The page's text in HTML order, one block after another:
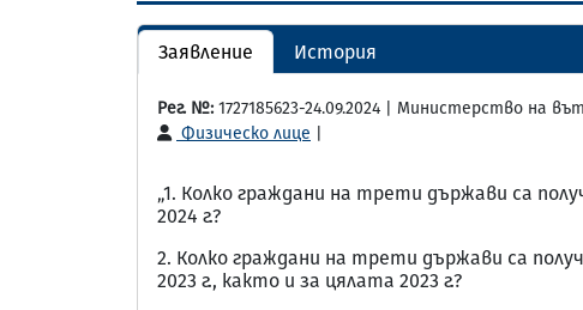
Заявление История
Рег. №: 1727185623-24.09.2024 | Министерство на
Физическо лице
„1. Колко граждани на трети държави са
2024 г.?
2. Колко граждани на трети държави са
2023 г., както и за цялата 2023 г.?